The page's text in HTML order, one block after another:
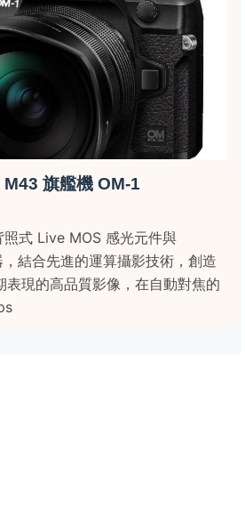
旗艦機 OM-1
式 Live MOS 感光元件與
結合先進的運算攝影技術，創造
表現的高品質影像，在自動對焦的